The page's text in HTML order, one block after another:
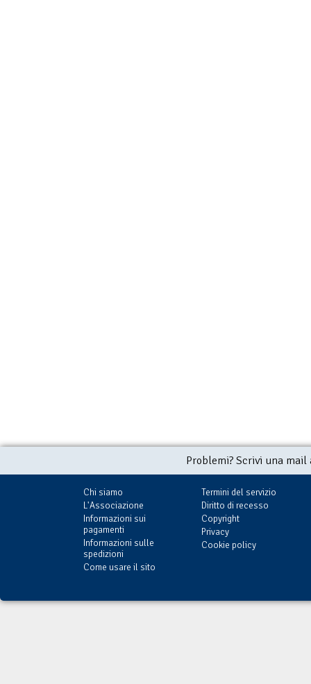
Problemi? Scrivi una
Chi siamo
L'Associazione
Informazioni sui
pagamenti
Informazioni sulle
spedizioni
Come usare il sito
Termini del servizio
Diritto di recesso
Copyright
Privacy
Cookie policy